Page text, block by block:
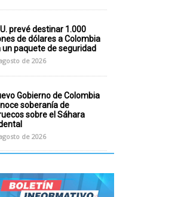
prevé destinar 1.000
de dólares a Colombia
un paquete de seguridad
de 2026
Gobierno de Colombia
soberanía de
sobre el Sáhara
de 2026